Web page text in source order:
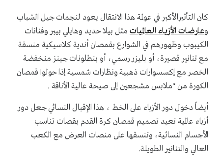
كان التأثيرالأكبر في عولمة هذا الانتقال يعود لنجمات جيل الشباب
وعارضات الأزياء العالميات مثل بيلا حديد وهايلي بيبر وفنانات
الكيبوب وظهورهم في الشوارع بقمصان أندية كلاسيكية منسقة
مع تنانير قصيرة، أو بليزر رسمي، أو بنطلونات جينز منخفضة
الخصر مع إكسسوارات ذهبية ونظارات شمسية إذا حولوا قمصان
الكورة من "ملابس مشجعين إلى صيحة عالية الأناقة .
أيضاً دخول دور الأزياء على الخط ، هذا الإقبال النسائي جعل دور
أزياء عالمية تعيد تصميم قمصان كرة القدم بقصات تناسب
الأجسام النسائية، وتنسقها على منصات العرض مع الكعب
العالي والتنانير الطويلة.